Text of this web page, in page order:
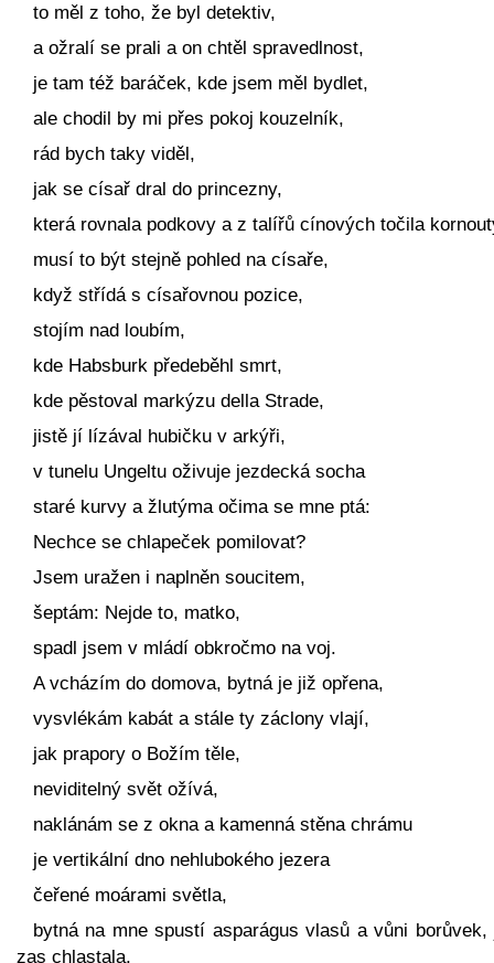
to měl z toho, že byl detektiv,
a ožralí se prali a on chtěl spravedlnost,
je tam též baráček, kde jsem měl bydlet,
ale chodil by mi přes pokoj kouzelník,
rád bych taky viděl,
jak se císař dral do princezny,
která rovnala podkovy a z talířů cínových točila
musí to být stejně pohled na císaře,
když střídá s císařovnou pozice,
stojím nad loubím,
kde Habsburk předeběhl smrt,
kde pěstoval markýzu della Strade,
jistě jí lízával hubičku v arkýři,
v tunelu Ungeltu oživuje jezdecká socha
staré kurvy a žlutýma očima se mne ptá:
Nechce se chlapeček pomilovat?
Jsem uražen i naplněn soucitem,
šeptám: Nejde to, matko,
spadl jsem v mládí obkročmo na voj.
A vcházím do domova, bytná je již opřena,
vysvlékám kabát a stále ty záclony vlají,
jak prapory o Božím těle,
neviditelný svět ožívá,
naklánám se z okna a kamenná stěna chrámu
je vertikální dno nehlubokého jezera
čeřené moárami světla,
bytná na mne spustí asparágus vlasů a vůni borůvek,
zas chlastala,